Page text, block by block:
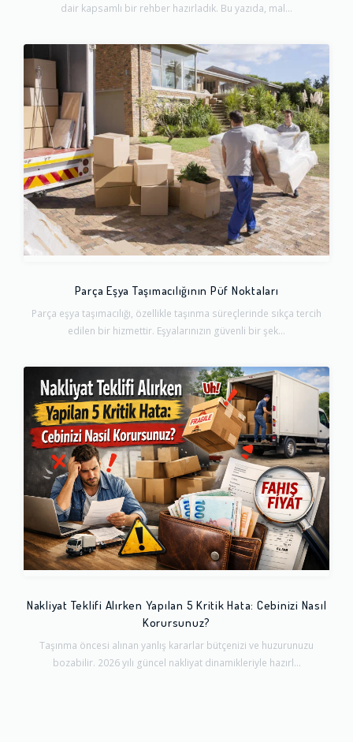
dair kapsamlı bir rehber hazırladık. Bu yazıda, mal...
Parça Eşya Taşımacılığının Püf Noktaları
Parça eşya taşımacılığı, özellikle taşınma süreçlerinde sıkça tercih
edilen bir hizmettir. Eşyalarınızın güvenli bir şek...
Nakliyat Teklifi Alırken Yapılan 5 Kritik Hata: Cebinizi Nasıl
Korursunuz?
Taşınma öncesi alınan yanlış kararlar bütçenizi ve huzurunuzu
bozabilir. 2026 yılı güncel nakliyat dinamikleriyle hazırl...